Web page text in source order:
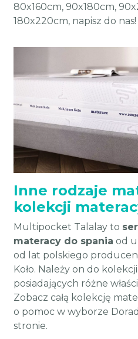
80x160cm, 90x180cm,
180x220cm, napisz do nas!
Inne rodzaje
kolekcji
Multipocket Talalay to
materacy do spania od
od lat polskiego
Koło. Należy on do
posiadających różne
Zobacz całą kolekcję
o pomoc w wyborze
stronie.